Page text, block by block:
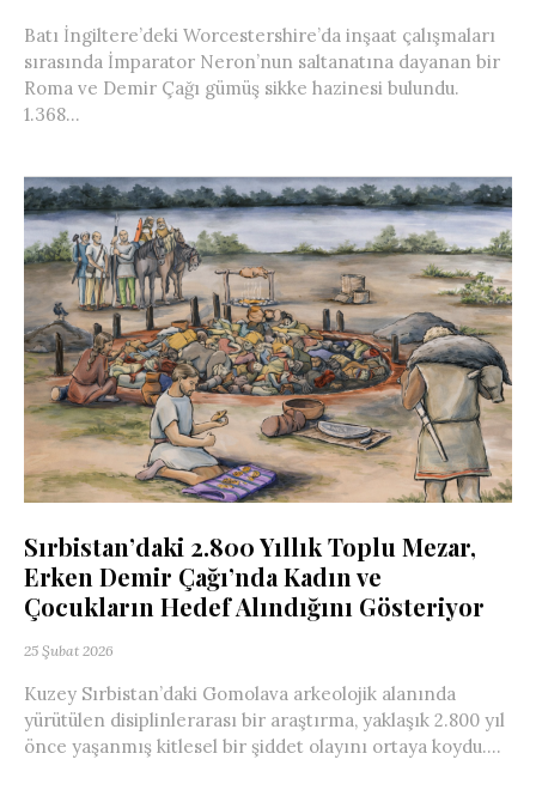
Batı İngiltere’deki Worcestershire’da inşaat çalışmaları
sırasında İmparator Neron’nun saltanatına dayanan bir
Roma ve Demir Çağı gümüş sikke hazinesi bulundu.
1.368...
Sırbistan’daki 2.800 Yıllık Toplu Mezar,
Erken Demir Çağı’nda Kadın ve
Çocukların Hedef Alındığını Gösteriyor
25 Şubat 2026
Kuzey Sırbistan’daki Gomolava arkeolojik alanında
yürütülen disiplinlerarası bir araştırma, yaklaşık 2.800 yıl
önce yaşanmış kitlesel bir şiddet olayını ortaya koydu....